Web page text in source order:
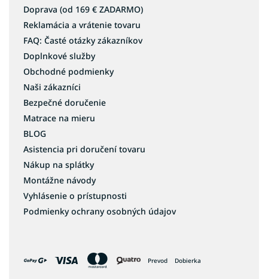
Doprava (od 169 € ZADARMO)
Reklamácia a vrátenie tovaru
FAQ: Časté otázky zákazníkov
Doplnkové služby
Obchodné podmienky
Naši zákazníci
Bezpečné doručenie
Matrace na mieru
BLOG
Asistencia pri doručení tovaru
Nákup na splátky
Montážne návody
Vyhlásenie o prístupnosti
Podmienky ochrany osobných údajov
Prevod Dobierka